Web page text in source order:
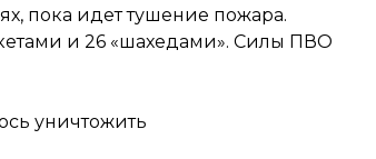
пока идет тушение пожара.
и 26 «шахедами». Силы ПВО
уничтожить